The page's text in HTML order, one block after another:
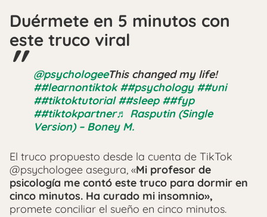
Duérmete en 5 minutos con
este truco viral
@psychologeeThis changed my life!
##learnontiktok ##psychology ##uni
##tiktoktutorial ##sleep ##fyp
##tiktokpartner♬ Rasputin (Single
Version) – Boney M.
El truco propuesto desde la cuenta de TikTok
@psychologee asegura, «Mi profesor de
psicología me contó este truco para dormir en
cinco minutos. Ha curado mi insomnio»,
promete conciliar el sueño en cinco minutos.